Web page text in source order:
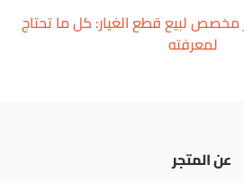
مخصص لبيع قطع الغيار: كل ما تحتاج
لمعرفته
عن المتجر